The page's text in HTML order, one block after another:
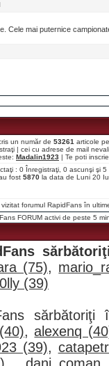
Cele mai puternice
un număr de 53261 articole
| cei cu adrese de mail
Madalin1923 | Te poti
: 0 Înregistraţi, 0 ascunşi şi
fost 5870 la data de Luni 20
forumul RapidFans în
FORUM activi de peste 5
(75),
(39)
,alexenq
(39),